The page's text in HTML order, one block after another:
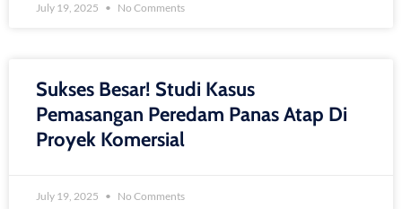
July 19, 2025 No Comments
Sukses Besar! Studi Kasus
Pemasangan Peredam Panas Atap Di
Proyek Komersial
July 19, 2025 No Comments